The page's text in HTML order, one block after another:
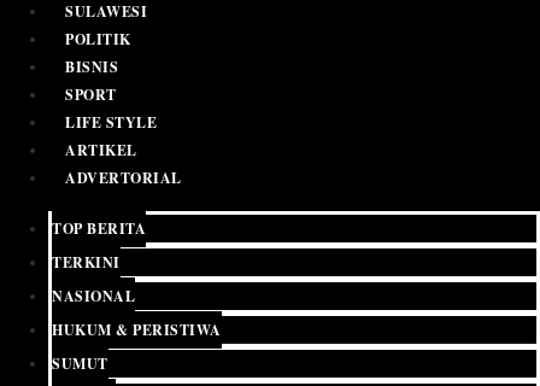
SULAWESI
POLITIK
BISNIS
SPORT
LIFE STYLE
ARTIKEL
ADVERTORIAL
TOP BERITA
TERKINI
NASIONAL
HUKUM & PERISTIWA
SUMUT